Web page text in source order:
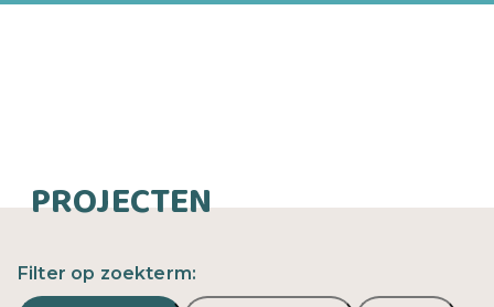
PROJECTEN
Filter op zoekterm: